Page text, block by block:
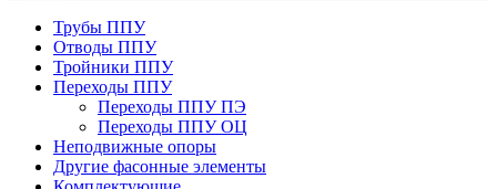
Трубы ППУ
Отводы ППУ
Тройники ППУ
Переходы ППУ
Переходы ППУ ПЭ
Переходы ППУ ОЦ
Неподвижные опоры
Другие фасонные элементы